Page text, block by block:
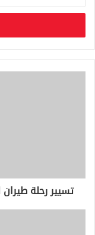
خ
ب
ر
ي
د
ر
ي
تسيير رحلة